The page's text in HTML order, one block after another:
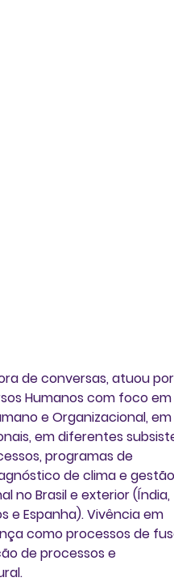
de conversas, atuou
Humanos com foco em
e Organizacional, em
em diferentes
programas de
de clima e
no Brasil e exterior (Índia,
e Espanha). Vivência em
como processos de
de processos e